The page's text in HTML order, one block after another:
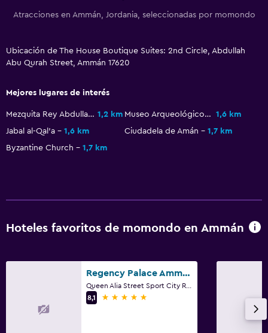
Bidé
Ducha italiana
Servicios y facilidades
Servicio de conserjería
Instalaciones para reuniones
Servicio de habitaciones
Acceso con llave
Atracciones en Ammán, Jordania, seleccionadas por momondo
Ubicación de The House Boutique Suites: 2nd Circle, Abdullah
Abu Qurah Street, Ammán 17620
Mejores lugares de interés
Mezquita Rey Abdullah I 1,2 km Museo Arqueológico de Jordania
1,6 km
Jabal al-Qal'a
1,6 km Ciudadela de Amán
1,7 km
Byzantine Church
1,7 km
Hoteles favoritos de momondo en Ammán
Regency Palace Amman
8,1
5 estrellas